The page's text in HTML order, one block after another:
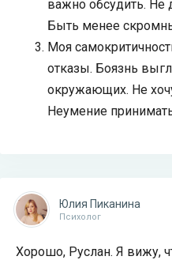
важно обсудить. Не
Быть менее
Моя
отказы. Боязнь
окружающих. Не
Неумение
Юлия Пиканина
Психолог
Хорошо, Руслан. Я вижу,